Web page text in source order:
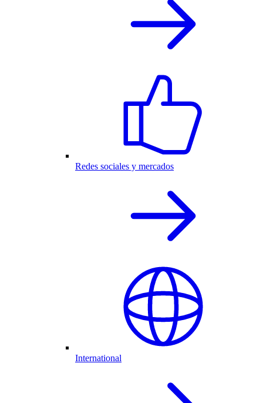
Redes sociales y mercados
International